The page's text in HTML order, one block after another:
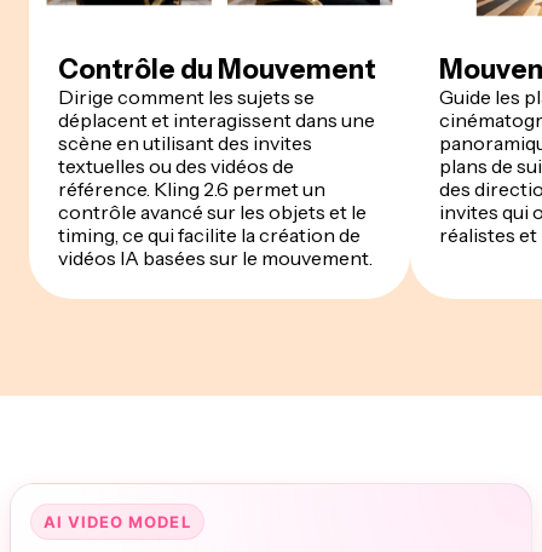
Contrôle du Mouvement
Dirige comment les sujets se
déplacent et interagissent dans une
scène en utilisant des invites
textuelles ou des vidéos de
référence. Kling 2.6 permet un
contrôle avancé sur les objets et le
timing, ce qui facilite la création de
vidéos IA basées sur le mouvement.
Guide les
plans de
des
invites qui
réalistes